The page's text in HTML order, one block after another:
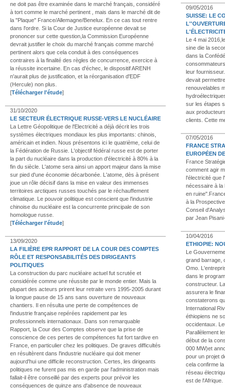
ne doit pas être examinée dans le marché français, considéré
à tort comme le marché pertinent , mais dans le marché dit de
la "Plaque" France/Allemagne/Benelux. En ce cas tout rentre
dans l'ordre. Si la Cour de Justice européenne devait se
prononcer sur cette question,la Commission Européenne
devrait justifier le choix du marché français comme marché
pertinent alors que cela conduit à des conséquences
contraires à la finalité des règles de concurrence, exercice à
la réussite incertaine. En cas d'échec, le dispositif ARENH
n'aurait plus de justification, et la réorganisation d'EDF
(Hercule) non plus.
[Télécharger l'étude]
31/10/2020
LE SECTEUR ÉLECTRIQUE RUSSE-VERS LE NUCLÉAIRE
La Lettre Géopolitique de l'Electricité a déjà décrit les trois
systèmes électriques mondiaux les plus importants: chinois,
américain et indien. Nous présentons ici le quatrième, celui de
la Fédération de Russie. L'objectif fédéral russe est de porter
la part du nucléaire dans la production d'électricité à 80% à la
fin du siècle. L'atome sera ainsi un apport majeur dans la mise
sur pied d'une économie décarbonée. L'atome, dès à présent
joue un rôle décisif dans la mise en valeur des immenses
territoires arctiques russes touchés par le réchauffement
climatique. Le pouvoir politique est conscient que l'industrie
chinoise du nucléaire est la concurrente principale de son
homologue russe.
[Télécharger l'étude]
13/09/2020
LA FILIÈRE EPR RAPPORT DE LA COUR DES COMPTES
RÔLE ET RESPONSABILITÉS DES DIRIGEANTS
POLITIQUES
La construction du parc nucléaire actuel fut scrutée et
considérée comme une réussite par le monde entier. Mais la
plupart des acteurs prirent leur retraite vers 1995-2005 durant
la longue pause de 15 ans sans ouverture de nouveaux
chantiers. Il en résulta une perte de compétences de
l'industrie française repérées rapidement par les
professionnels internationaux. Dans son remarquable
Rapport, la Cour des Comptes observe que la prise de
conscience de ces pertes de compétences fut fort tardive en
France, en particulier chez les politiques. De graves difficultés
en résultèrent dans l'industrie nucléaire qui doit mener
aujourd'hui une difficile reconstruction. Certes, les dirigeants
politiques ne furent pas mis en garde par l'administration mais
fallait-il être conseillé par des experts pour prévoir les
conséquences de quinze ans d'absence de nouveaux
09/05/2016
SUISSE: LE
Le 4 mai
sine die la
dans la
leur
devait
renouvelables
sur les étapes
aux
clients. Cette
07/05/2016
FRANCE
EUROPÉEN
France
comment agir
l'électricité que
nécessaire à la
en
à la
Conseil
par Jean
10/04/2016
ETHIOPIE:
Le
grand barrage,
Omo.
dans le
constructeur.
assurera le
constaterons
International
éthiopiens ne
occidentaux.
Parallèlement
début de la
000 MW)et
pour un projet
cela confirme
réseau
est de l'Afrique.